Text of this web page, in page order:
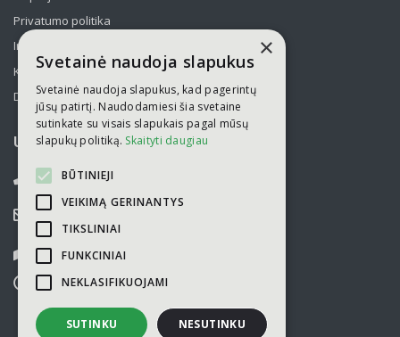
Privatumo politika
Informavimas apie asmens duomenų tvarkymą
Kelionės kolektyvams po Lietuvą
Draudimas
UAB „Kelionių laikas“
052751446
info@kelioniulaikas.lt
Kalvarijų g. 14, LT 09309 Vilnius
9.00 - 18.00
×
Svetainė naudoja slapukus
Svetainė naudoja slapukus, kad pagerintų
jūsų patirtį. Naudodamiesi šia svetaine
sutinkate su visais slapukais pagal mūsų
slapukų politiką. Skaityti daugiau
BŪTINIEJI
VEIKIMĄ GERINANTYS
TIKSLINIAI
FUNKCINIAI
NEKLASIFIKUOJAMI
SUTINKU NESUTINKU